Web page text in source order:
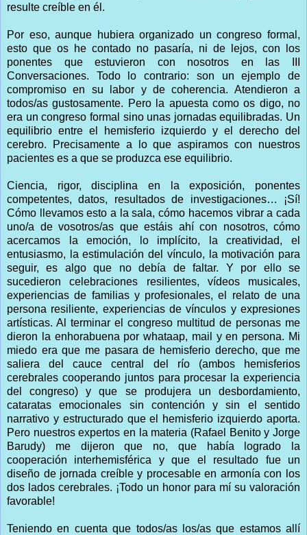
resulte creíble en él.
Por eso, aunque hubiera organizado un congreso formal,
esto que os he contado no pasaría, ni de lejos, con los
ponentes que estuvieron con nosotros en las III
Conversaciones. Todo lo contrario: son un ejemplo de
compromiso en su labor y de coherencia. Atendieron a
todos/as gustosamente. Pero la apuesta como os digo, no
era un congreso formal sino unas jornadas equilibradas. Un
equilibrio entre el hemisferio izquierdo y el derecho del
cerebro. Precisamente a lo que aspiramos con nuestros
pacientes es a que se produzca ese equilibrio.
Ciencia, rigor, disciplina en la exposición, ponentes
competentes, datos, resultados de investigaciones… ¡Sí!
Cómo llevamos esto a la sala, cómo hacemos vibrar a cada
uno/a de vosotros/as que estáis ahí con nosotros, cómo
acercamos la emoción, lo implícito, la creatividad, el
entusiasmo, la estimulación del vínculo, la motivación para
seguir, es algo que no debía de faltar. Y por ello se
sucedieron celebraciones resilientes, vídeos musicales,
experiencias de familias y profesionales, el relato de una
persona resiliente, experiencias de vínculos y expresiones
artísticas. Al terminar el congreso multitud de personas me
dieron la enhorabuena por whataap, mail y en persona. Mi
miedo era que me pasara de hemisferio derecho, que me
saliera del cauce central del río (ambos hemisferios
cerebrales cooperando juntos para procesar la experiencia
del congreso) y que se produjera un desbordamiento,
cataratas emocionales sin contención y sin el sentido
narrativo y estructurado que el hemisferio izquierdo aporta.
Pero nuestros expertos en la materia (Rafael Benito y Jorge
Barudy) me dijeron que no, que había logrado la
cooperación interhemisférica y que el resultado fue un
diseño de jornada creíble y procesable en armonía con los
dos lados cerebrales. ¡Todo un honor para mí su valoración
favorable!
Teniendo en cuenta que todos/as los/as que estamos allí